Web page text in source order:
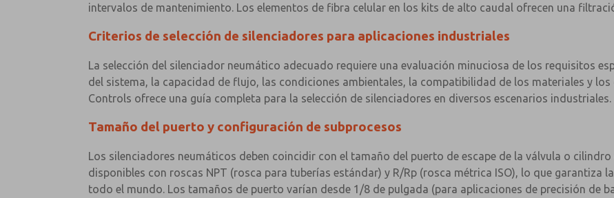
intervalos de mantenimiento. Los elementos de fibra celular en los kits de alto caudal ofrecen una
Criterios de selección de silenciadores para aplicaciones industriales
La selección del silenciador neumático adecuado requiere una evaluación minuciosa de los requisitos
del sistema, la capacidad de flujo, las condiciones ambientales, la compatibilidad de los materiales y los
Controls ofrece una guía completa para la selección de silenciadores en diversos escenarios industriales.
Tamaño del puerto y configuración de subprocesos
Los silenciadores neumáticos deben coincidir con el tamaño del puerto de escape de la válvula o
disponibles con roscas NPT (rosca para tuberías estándar) y R/Rp (rosca métrica ISO), lo que garantiza
todo el mundo. Los tamaños de puerto varían desde 1/8 de pulgada (para aplicaciones de precisión de